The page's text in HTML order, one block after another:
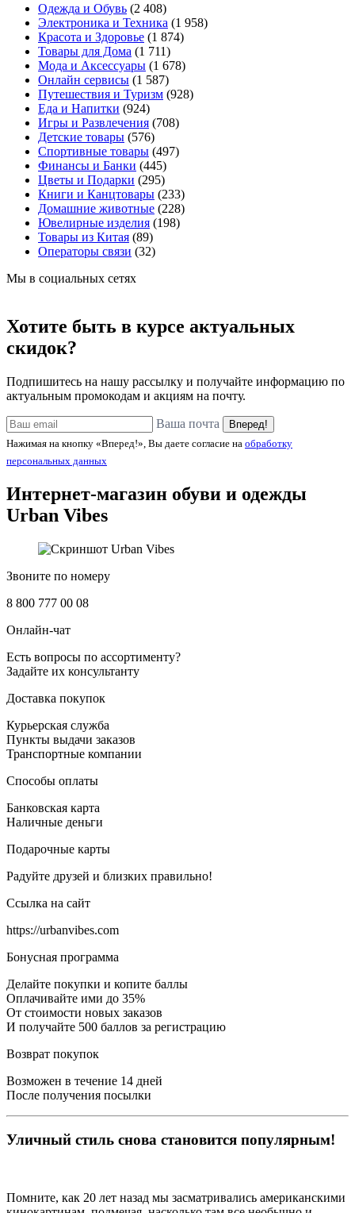
Одежда и Обувь (2 408)
Электроника и Техника (1 958)
Красота и Здоровье (1 874)
Товары для Дома (1 711)
Мода и Аксессуары (1 678)
Онлайн сервисы (1 587)
Путешествия и Туризм (928)
Еда и Напитки (924)
Игры и Развлечения (708)
Детские товары (576)
Спортивные товары (497)
Финансы и Банки (445)
Цветы и Подарки (295)
Книги и Канцтовары (233)
Домашние животные (228)
Ювелирные изделия (198)
Товары из Китая (89)
Операторы связи (32)
Мы в социальных сетях
Хотите быть в курсе актуальных
скидок?
Подпишитесь на нашу рассылку и получайте информацию по
актуальным промокодам и акциям на почту.
Ваша почта
Вперед!
Нажимая на кнопку «Вперед!», Вы даете согласие на обработку
персональных данных
Интернет-магазин обуви и одежды
Urban Vibes
Звоните по номеру
8 800 777 00 08
Онлайн-чат
Есть вопросы по ассортименту?
Задайте их консультанту
Доставка покупок
Курьерская служба
Пункты выдачи заказов
Транспортные компании
Способы оплаты
Банковская карта
Наличные деньги
Подарочные карты
Радуйте друзей и близких правильно!
Ссылка на сайт
https://urbanvibes.com
Бонусная программа
Делайте покупки и копите баллы
Оплачивайте ими до 35%
От стоимости новых заказов
И получайте 500 баллов за регистрацию
Возврат покупок
Возможен в течение 14 дней
После получения посылки
Уличный стиль снова становится популярным!
Помните, как 20 лет назад мы засматривались американскими